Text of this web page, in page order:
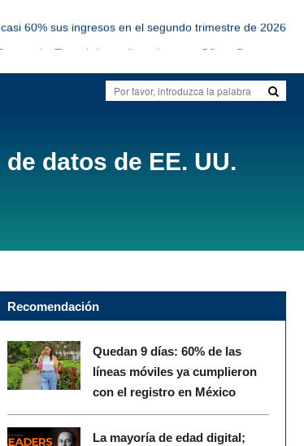
Personal y Tigo obtienen licencias para 5G en Paraguay
se expandirá en Centroamérica con 600 nuevas torres
datos de EE. UU.
Recomendación
Quedan 9 días: 60% de las
líneas móviles ya cumplieron
con el registro en México
La mayoría de edad digital;